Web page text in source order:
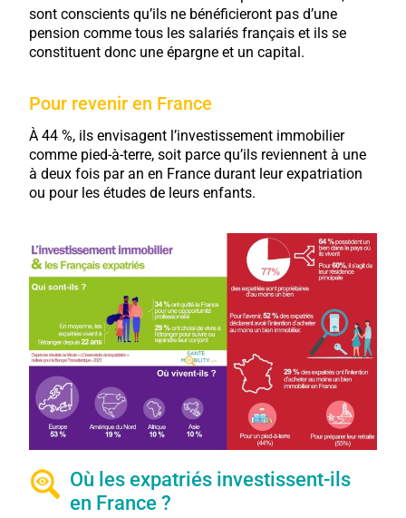
sont conscients qu’ils ne bénéficieront pas d’une
pension comme tous les salariés français et ils se
constituent donc une épargne et un capital.
Pour revenir en France
À 44 %, ils envisagent l’investissement immobilier
comme pied-à-terre, soit parce qu’ils reviennent à une
à deux fois par an en France durant leur expatriation
ou pour les études de leurs enfants.
Où les expatriés investissent-ils
en France ?